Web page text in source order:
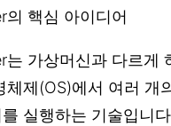
의 핵심 아이디어
는 가상머신과 다르게
체제(OS)에서 여러 개
실행하는 기술입니